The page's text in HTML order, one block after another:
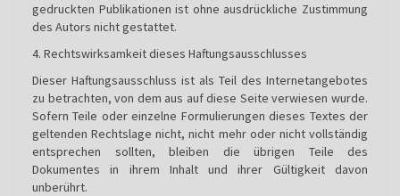
gedruckten Publikationen ist ohne ausdrückliche Zustimmung
des Autors nicht gestattet.
4. Rechtswirksamkeit dieses Haftungsausschlusses
Dieser Haftungsausschluss ist als Teil des Internetangebotes
zu betrachten, von dem aus auf diese Seite verwiesen wurde.
Sofern Teile oder einzelne Formulierungen dieses Textes der
geltenden Rechtslage nicht, nicht mehr oder nicht vollständig
entsprechen sollten, bleiben die übrigen Teile des
Dokumentes in ihrem Inhalt und ihrer Gültigkeit davon
unberührt.